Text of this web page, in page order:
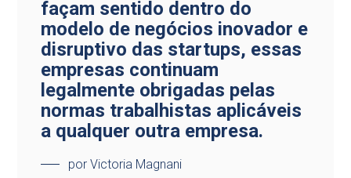
façam sentido dentro do
modelo de negócios inovador e
disruptivo das startups, essas
empresas continuam
legalmente obrigadas pelas
normas trabalhistas aplicáveis
a qualquer outra empresa.
por Victoria Magnani